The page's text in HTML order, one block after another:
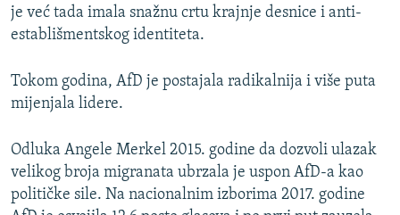
je već tada imala snažnu crtu krajnje desnice i anti-
establišmentskog identiteta.
Tokom godina, AfD je postajala radikalnija i više puta
mijenjala lidere.
Odluka Angele Merkel 2015. godine da dozvoli ulazak
velikog broja migranata ubrzala je uspon AfD-a kao
političke sile. Na nacionalnim izborima 2017. godine